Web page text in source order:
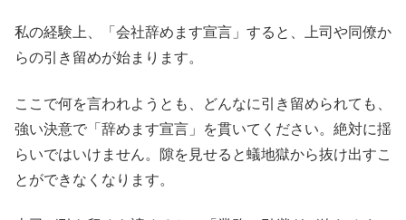
私の経験上、「会社辞めます宣言」すると、上司や同僚か
らの引き留めが始まります。
ここで何を言われようとも、どんなに引き留められても、
強い決意で「辞めます宣言」を貫いてください。絶対に揺
らいではいけません。隙を見せると蟻地獄から抜け出すこ
とができなくなります。